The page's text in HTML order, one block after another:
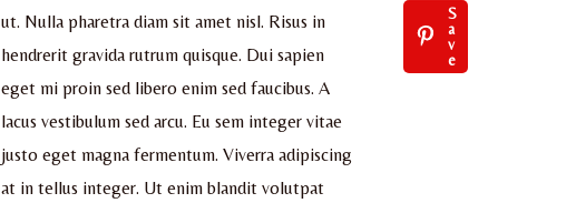
ut. Nulla pharetra diam sit amet nisl. Risus in
hendrerit gravida rutrum quisque. Dui sapien
eget mi proin sed libero enim sed faucibus. A
lacus vestibulum sed arcu. Eu sem integer vitae
justo eget magna fermentum. Viverra adipiscing
at in tellus integer. Ut enim blandit volutpat
S
a
v
e